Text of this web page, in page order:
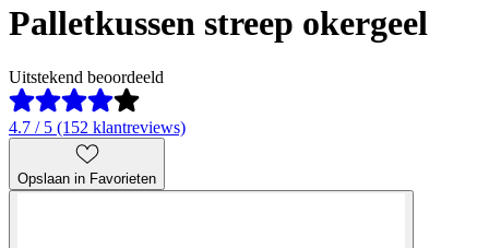
Palletkussen streep okergeel
Uitstekend beoordeeld
4.7 / 5 (152 klantreviews)
Opslaan in Favorieten